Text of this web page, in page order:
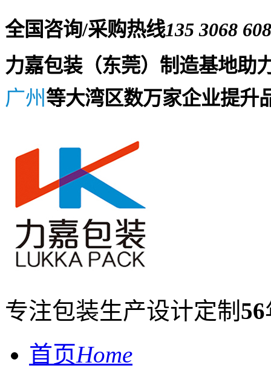
全国咨询/采购热线135 3068
力嘉包装（东莞）制造基地助
广州等大湾区数万家企业提升
专注包装生产设计定制 56
首页Home